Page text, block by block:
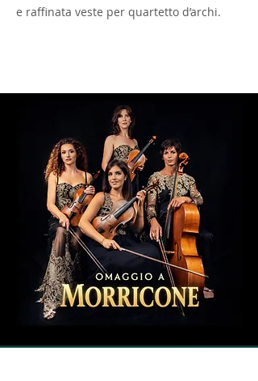
e raffinata veste per quartetto d’archi.